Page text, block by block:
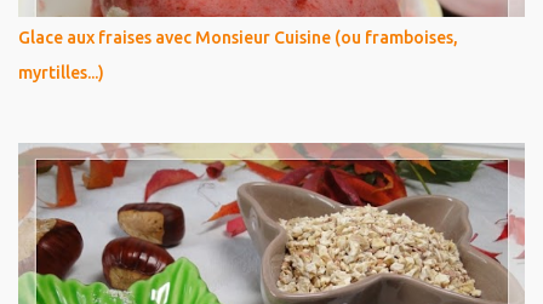
Glace aux fraises avec Monsieur Cuisine (ou framboises,
myrtilles...)